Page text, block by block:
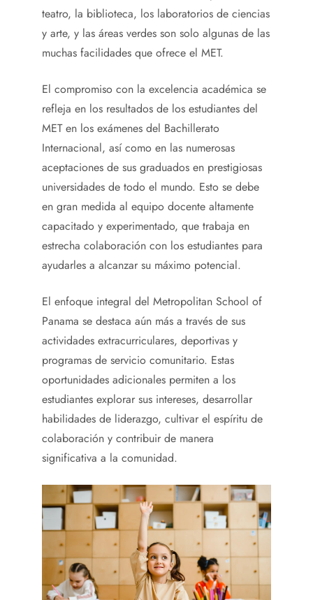
teatro, la biblioteca, los laboratorios de ciencias
y arte, y las áreas verdes son solo algunas de las
muchas facilidades que ofrece el MET.
El compromiso con la excelencia académica se
refleja en los resultados de los estudiantes del
MET en los exámenes del Bachillerato
Internacional, así como en las numerosas
aceptaciones de sus graduados en prestigiosas
universidades de todo el mundo. Esto se debe
en gran medida al equipo docente altamente
capacitado y experimentado, que trabaja en
estrecha colaboración con los estudiantes para
ayudarles a alcanzar su máximo potencial.
El enfoque integral del Metropolitan School of
Panama se destaca aún más a través de sus
actividades extracurriculares, deportivas y
programas de servicio comunitario. Estas
oportunidades adicionales permiten a los
estudiantes explorar sus intereses, desarrollar
habilidades de liderazgo, cultivar el espíritu de
colaboración y contribuir de manera
significativa a la comunidad.